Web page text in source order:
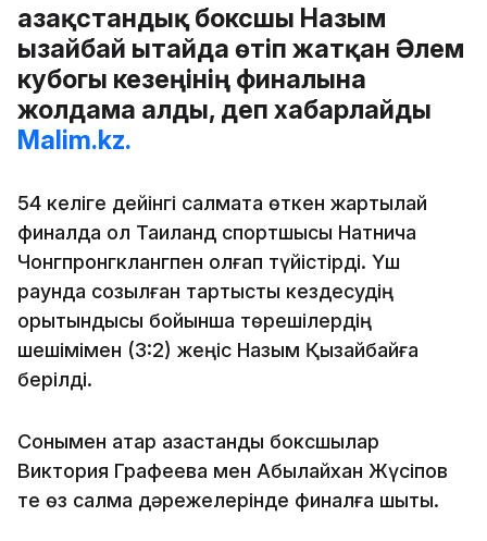
Қазақстандық боксшы Назым
Қызайбай Қытайда өтіп жатқан Әлем
кубогы кезеңінің финалына
жолдама алды, деп хабарлайды
Malim.kz.
54 келіге дейінгі салмақта өткен жартылай
финалда ол Таиланд спортшысы Натнича
Чонгпронгклангпен қолғап түйістірді. Үш
раундқа созылған тартысты кездесудің
қорытындысы бойынша төрешілердің
шешімімен (3:2) жеңіс Назым Қызайбайға
берілді.
Сонымен қатар қазақстандық боксшылар
Виктория Графеева мен Абылайхан Жүсіпов
те өз салмақ дәрежелерінде финалға шықты.